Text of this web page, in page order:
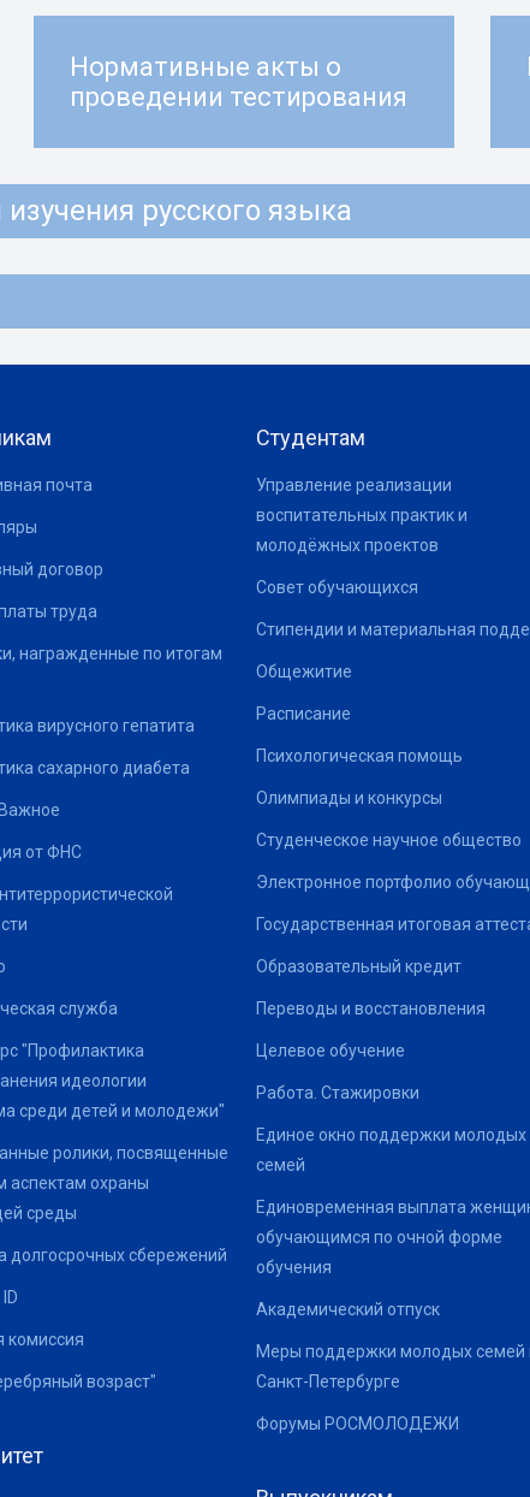
Нормативные акты о
проведении тестирования
русского языка
почта
договор
труда
награжденные по итогам
вирусного гепатита
сахарного диабета
от ФНС
служба
"Профилактика
идеологии
среди детей и молодежи"
ролики, посвященные
аспектам охраны
среды
долгосрочных сбережений
возраст"
Студентам
Управление реализации
воспитательных практик и
молодёжных проектов
Совет обучающихся
Стипендии и материальная
Общежитие
Расписание
Психологическая помощь
Олимпиады и конкурсы
Студенческое научное общество
Электронное портфолио
Государственная итоговая
Образовательный кредит
Переводы и восстановления
Целевое обучение
Работа. Стажировки
Единое окно поддержки молодых
семей
Единовременная выплата
обучающимся по очной форме
обучения
Академический отпуск
Меры поддержки молодых семей
Санкт-Петербурге
Форумы РОСМОЛОДЕЖИ